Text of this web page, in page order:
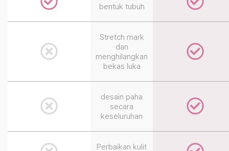
bentuk tubuh
Stretch mark
dan
menghilangkan
bekas luka
desain paha
secara
keseluruhan
Perbaikan kulit